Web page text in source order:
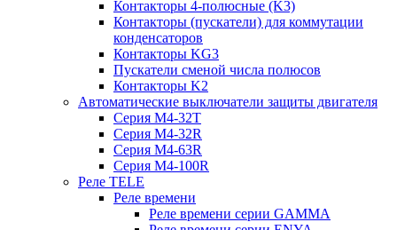
Контакторы 4-полюсные (K3)
Контакторы (пускатели) для коммутации
конденсаторов
Контакторы KG3
Пускатели сменой числа полюсов
Контакторы K2
Автоматические выключатели защиты двигателя
Серия M4-32T
Серия M4-32R
Серия M4-63R
Серия M4-100R
Реле TELE
Реле времени
Реле времени серии GAMMA